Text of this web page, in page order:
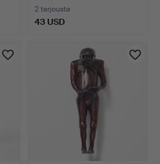
2 tarjousta
43 USD